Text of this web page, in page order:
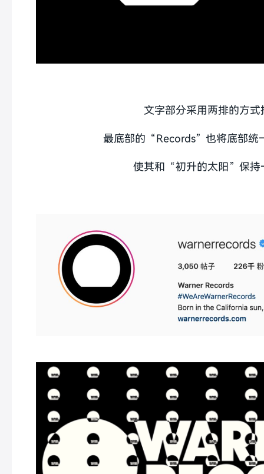
文字部分采用两排的方式
最底部的“Records”也将底部统
使其和“初升的太阳”保持